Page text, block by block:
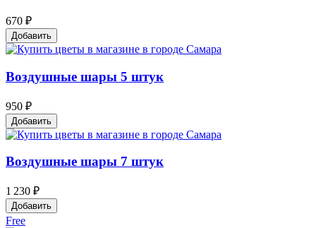
670 ₽
Добавить
Воздушные шары 5 штук
950 ₽
Добавить
Воздушные шары 7 штук
1 230 ₽
Добавить
Free